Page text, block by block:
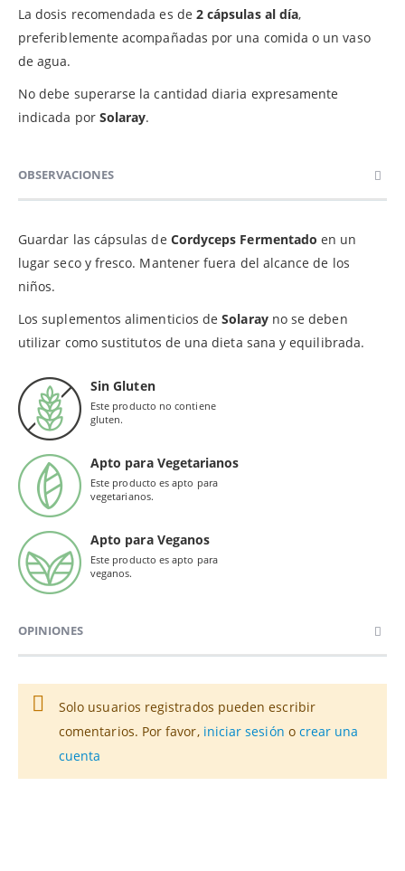
La dosis recomendada es de 2 cápsulas al día,
preferiblemente acompañadas por una comida o un vaso
de agua.
No debe superarse la cantidad diaria expresamente
indicada por Solaray.
OBSERVACIONES
Guardar las cápsulas de Cordyceps Fermentado en un
lugar seco y fresco. Mantener fuera del alcance de los
niños.
Los suplementos alimenticios deSolarayno se deben
utilizar como sustitutos de una dieta sana y equilibrada.
Sin Gluten
Este producto no contiene
gluten.
Apto para Vegetarianos
Este producto es apto para
vegetarianos.
Apto para Veganos
Este producto es apto para
veganos.
OPINIONES
Solo usuarios registrados pueden escribir
comentarios. Por favor, iniciar sesión o crear una
cuenta